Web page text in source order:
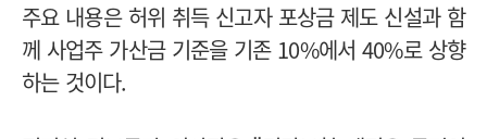
주요 내용은 허위 취득 신고자 포상금 제도 신설과 함
께 사업주 가산금 기준을 기존 10%에서 40%로 상향
하는 것이다.